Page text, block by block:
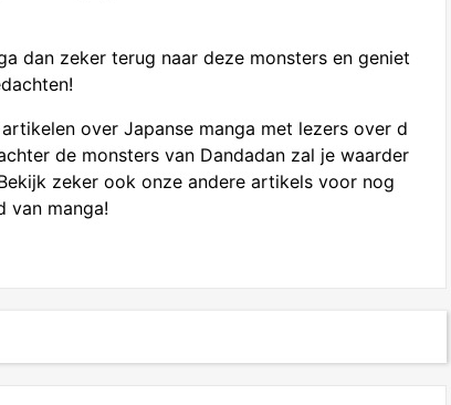
dan zeker terug naar deze monsters en geniet
over Japanse manga met lezers over d
de monsters van Dandadan zal je waarder
zeker ook onze andere artikels voor nog
van manga!